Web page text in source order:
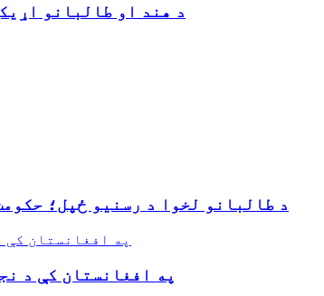
د هند او طالبانو
د طالبانو لخوا د رسنیو ځپل؛
په افغانستان کې د